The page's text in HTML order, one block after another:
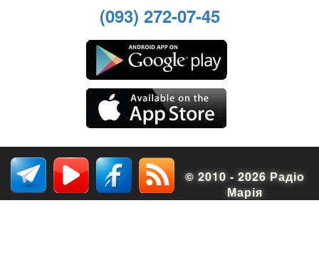
(093) 272-07-45
© 2010 - 2026 Радіо
Марія